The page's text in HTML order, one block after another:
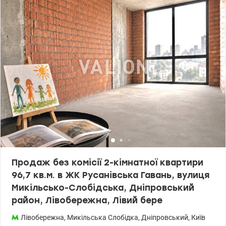
«Чернігівська» та «Дарниця» 10 хвилин пішки до Дарницької
площі . Зручна транспортна розв’язка в усі райони Києва.
Інфраструктура: У пішій доступності розташовані дитячі садки,
школи, ліцеї, супермаркети, аптеки, банки, кафе, спортивні
клуби. Безготівковий розрахунок розглядається. Ціна- 69000 у.о.
без комісії Моб. (096) 59-43-044 Віта, valion.ua/1155072
Продаж без комісії 2-кімнатної квартири
96,7 кв.м. в ЖК Русанівська Гавань, вулиця
Микільсько-Слобідська, Дніпровський
район, Лівобережна, Лівий бере
Лівобережна, Микільська Слобідка, Дніпровський, Київ